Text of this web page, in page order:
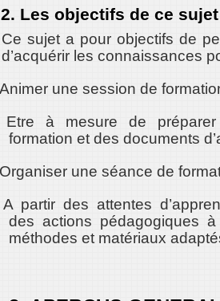
2. Les objectifs de ce sujet
Ce sujet a pour objectifs de
d’acquérir les connaissances
Animer une session de
Etre à mesure de
formation et des documents
Organiser une séance de
A partir des attentes
des actions pédagogiques
méthodes et matériaux